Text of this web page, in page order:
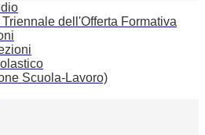
dell'Offerta Formativa
Scuola-Lavoro)